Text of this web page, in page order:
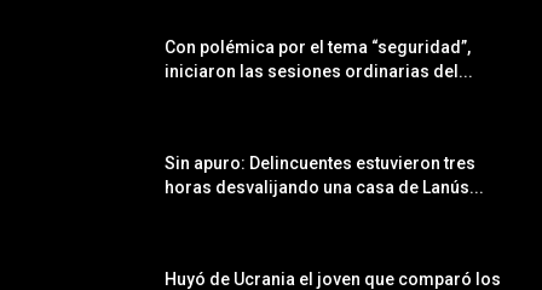
Con polémica por el tema “seguridad”,
iniciaron las sesiones ordinarias del...
Sin apuro: Delincuentes estuvieron tres
horas desvalijando una casa de Lanús...
Huyó de Ucrania el joven que comparó los